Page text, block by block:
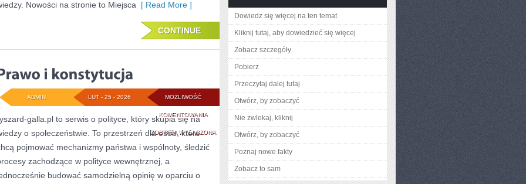
Nowości na stronie to Miejsca [ Read More ]
CONTINUE
MOŻLIWOŚĆ
KOMENTOWANIAPRAWO
I
KONSTYTUCJA
ZOSTAŁA WYŁĄCZONA
LUT - 25 - 2026
ADMIN
galla.pl to serwis o polityce, który skupia się na
o społeczeństwie. To przestrzeń dla osób, które
pojmować mechanizmy państwa i wspólnoty, śledzić
zachodzące w polityce wewnętrznej, a
budować samodzielną opinię w oparciu o
Dowiedz się więcej na ten temat
Kliknij tutaj, aby dowiedzieć się więcej
Zobacz szczegóły
Pobierz
Przeczytaj dalej tutaj
Otwórz, by zobaczyć
Nie zwlekaj, kliknij
Otwórz, by zobaczyć
Poznaj nowe fakty
Zobacz to sam